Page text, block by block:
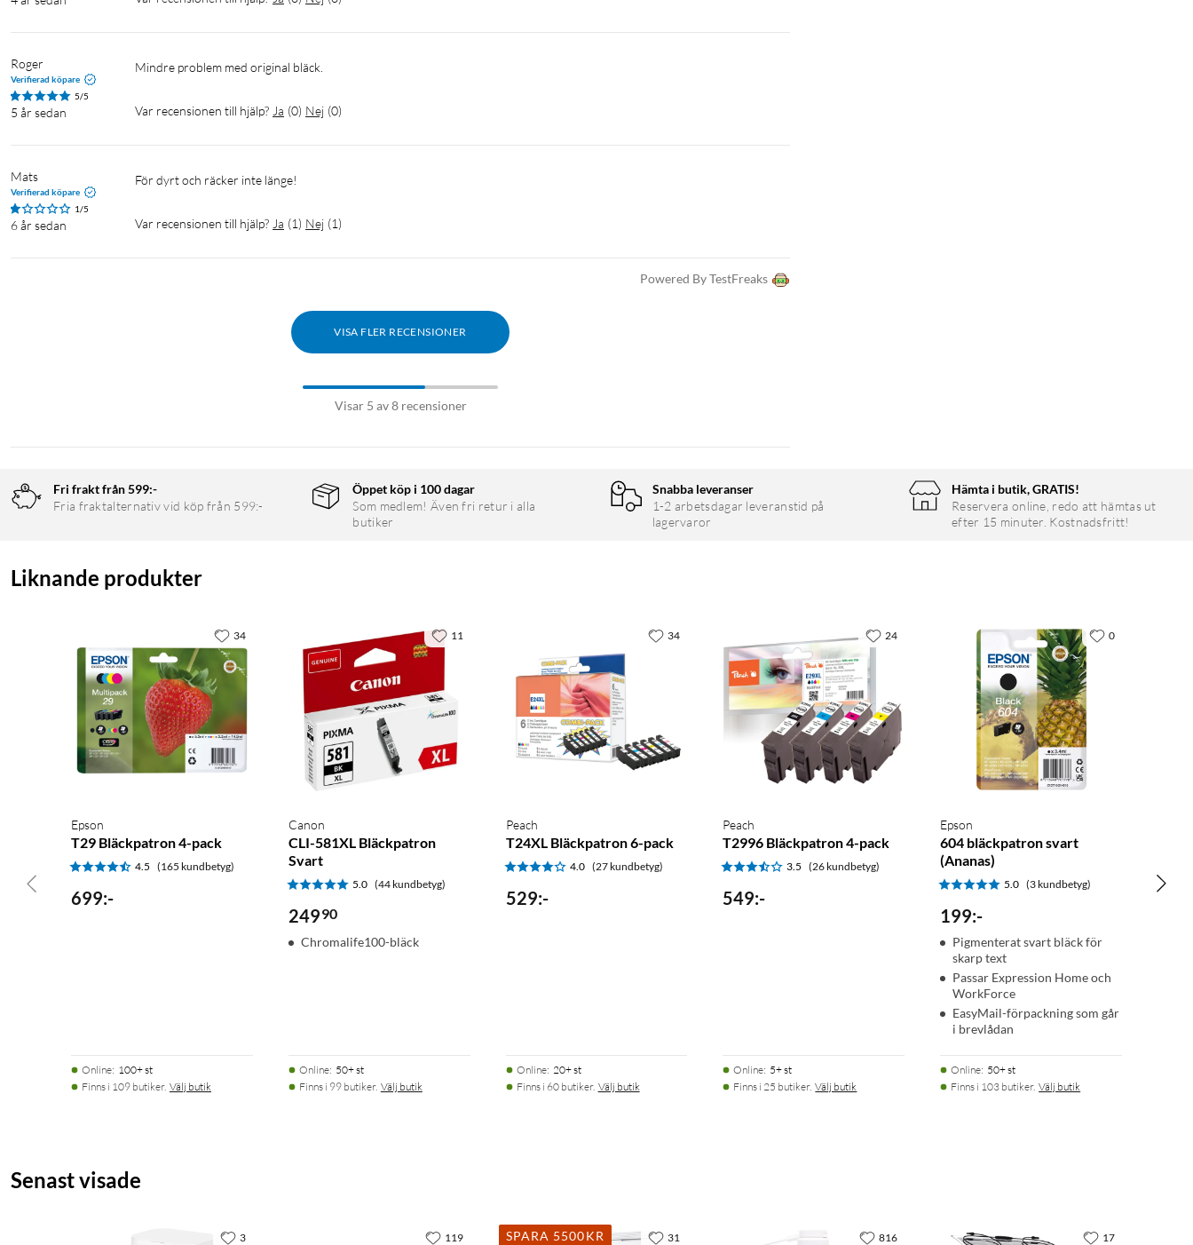
Roger
Verifierad köpare
5/5
5 år sedan
Mindre problem med original bläck.
Var recensionen till hjälp? Ja (0) Nej (0)
Mats
Verifierad köpare
1/5
6 år sedan
För dyrt och räcker inte länge!
Var recensionen till hjälp? Ja (1) Nej (1)
Powered By TestFreaks
VISA FLER RECENSIONER
Visar 5 av 8 recensioner
Fri frakt från 599:-
Fria fraktalternativ vid köp från 599:-
Öppet köp i 100 dagar
Som medlem! Även fri retur i alla
butiker
Snabba leveranser
1-2 arbetsdagar leveranstid på
lagervaror
Hämta i butik, GRATIS!
Reservera online, redo att hämtas ut
efter 15 minuter. Kostnadsfritt!
Liknande produkter
Epson
T29 Bläckpatron 4-pack
4.5 (165 kundbetyg)
699:-
Online: 100+ st
Finns i 109 butiker. Välj butik
34
Canon
CLI-581XL Bläckpatron
Svart
5.0 (44 kundbetyg)
24990
Chromalife100-bläck
Online: 50+ st
Finns i 99 butiker. Välj butik
11
Peach
T24XL Bläckpatron 6-pack
4.0 (27 kundbetyg)
529:-
Online: 20+ st
Finns i 60 butiker. Välj butik
34
Peach
T2996 Bläckpatron 4-pack
3.5 (26 kundbetyg)
549:-
Online: 5+ st
Finns i 25 butiker. Välj butik
24
Epson
604 bläckpatron svart
(Ananas)
5.0 (3 kundbetyg)
199:-
Pigmenterat svart bläck för
skarp text
Passar Expression Home och
WorkForce
EasyMail-förpackning som går
i brevlådan
Online: 50+ st
Finns i 103 butiker. Välj butik
0
Senast visade
3 119 SPARA 5500KR 31 816 17